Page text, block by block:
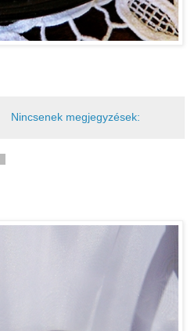
Nincsenek megjegyzések: